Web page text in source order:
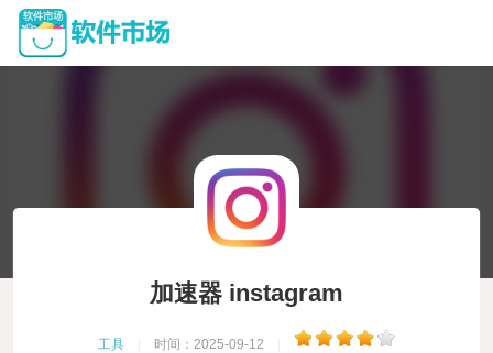
加速器 instagram
工具 时间：2025-09-12